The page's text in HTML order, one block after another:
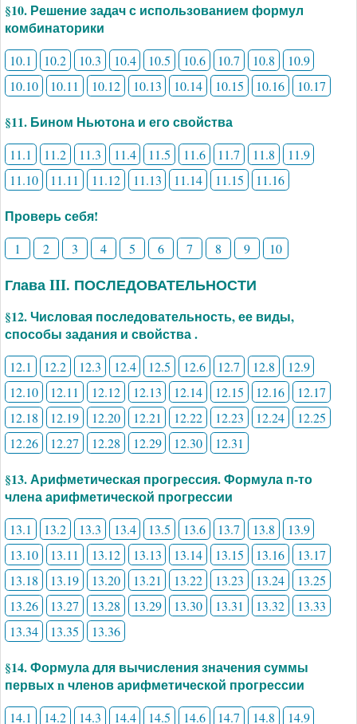
§10. Решение задач с использованием формул
комбинаторики
10.1 10.2 10.3 10.4 10.5 10.6 10.7 10.8
10.9
10.10
10.11 10.12 10.13 10.14 10.15 10.16 10.17
§11. Бином Ньютона и его свойства
11.1 11.2 11.3 11.4 11.5 11.6 11.7 11.8
11.9
11.10
11.11 11.12 11.13 11.14 11.15 11.16
Проверь себя!
1 2 3 4 5 6 7 8 9 10
Глава III. ПОСЛЕДОВАТЕЛЬНОСТИ
§12. Числовая последовательность, ее виды,
способы задания и свойства .
12.1 12.2 12.3 12.4 12.5 12.6 12.7 12.8
12.9
12.10
12.11 12.12 12.13 12.14 12.15 12.16
12.17
12.18
12.19 12.20 12.21 12.22 12.23 12.24
12.25
12.26
12.27 12.28 12.29 12.30 12.31
§13. Арифметическая прогрессия. Формула п-то
члена арифметической прогрессии
13.1 13.2 13.3 13.4 13.5 13.6 13.7 13.8
13.9
13.10
13.11 13.12 13.13 13.14 13.15 13.16
13.17
13.18
13.19 13.20 13.21 13.22 13.23 13.24
13.25
13.26
13.27 13.28 13.29 13.30 13.31 13.32
13.33
13.34
13.35 13.36
§14. Формула для вычисления значения суммы
первых n членов арифметической прогрессии
14.1 14.2 14.3 14.4 14.5 14.6 14.7 14.8 14.9